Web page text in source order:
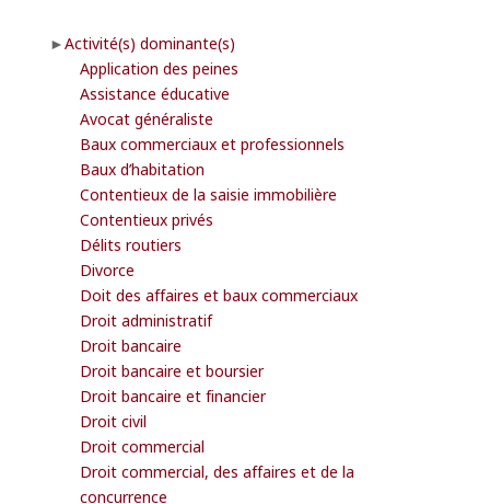
Activité(s) dominante(s)
Application des peines
Assistance éducative
Avocat généraliste
Baux commerciaux et professionnels
Baux d’habitation
Contentieux de la saisie immobilière
Contentieux privés
Délits routiers
Divorce
Doit des affaires et baux commerciaux
Droit administratif
Droit bancaire
Droit bancaire et boursier
Droit bancaire et financier
Droit civil
Droit commercial
Droit commercial, des affaires et de la
concurrence